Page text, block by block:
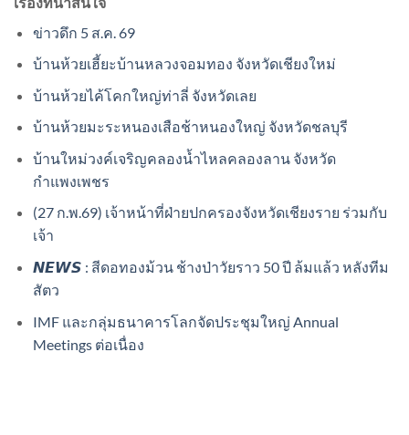
ข่าวดึก 5 ส.ค. 69
บ้านห้วยเฮี้ยะบ้านหลวงจอมทอง จังหวัดเชียงใหม่
บ้านห้วยไค้โคกใหญ่ท่าลี่ จังหวัดเลย
บ้านห้วยมะระหนองเสือช้าหนองใหญ่ จังหวัดชลบุรี
บ้านใหม่วงค์เจริญคลองน้ำไหลคลองลาน จังหวัด
กำแพงเพชร
(27 ก.พ.69) เจ้าหน้าที่ฝ่ายปกครองจังหวัดเชียงราย ร่วมกับ
เจ้า
𝙉𝙀𝙒𝙎 : สีดอทองม้วน ช้างป่าวัยราว 50 ปี ล้มแล้ว หลังทีม
สัตว
IMF และกลุ่มธนาคารโลกจัดประชุมใหญ่ Annual
Meetings ต่อเนื่อง